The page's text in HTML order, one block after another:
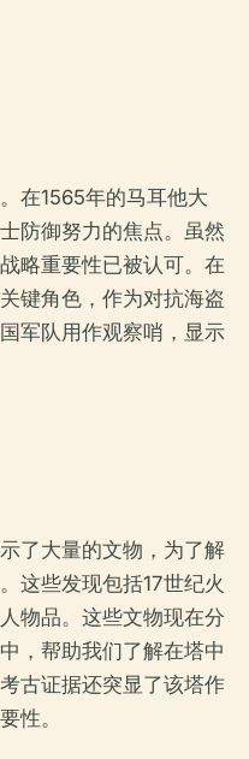
在1565年的马耳他大
防御努力的焦点。虽然
略重要性已被认可。在
键角色，作为对抗海盗
军队用作观察哨，显示
了大量的文物，为了解
这些发现包括17世纪火
物品。这些文物现在分
，帮助我们了解在塔中
古证据还突显了该塔作
性。